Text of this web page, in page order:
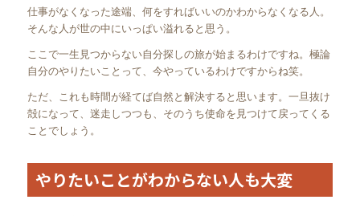
仕事がなくなった途端、何をすればいいのかわからなくなる人。
そんな人が世の中にいっぱい溢れると思う。
ここで一生見つからない自分探しの旅が始まるわけですね。極論
自分のやりたいことって、今やっているわけですからね笑。
ただ、これも時間が経てば自然と解決すると思います。一旦抜け
殻になって、迷走しつつも、そのうち使命を見つけて戻ってくる
ことでしょう。
やりたいことがわからない人も大変